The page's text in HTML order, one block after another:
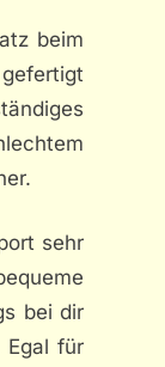
beim
sehr
bei dir
Egal für